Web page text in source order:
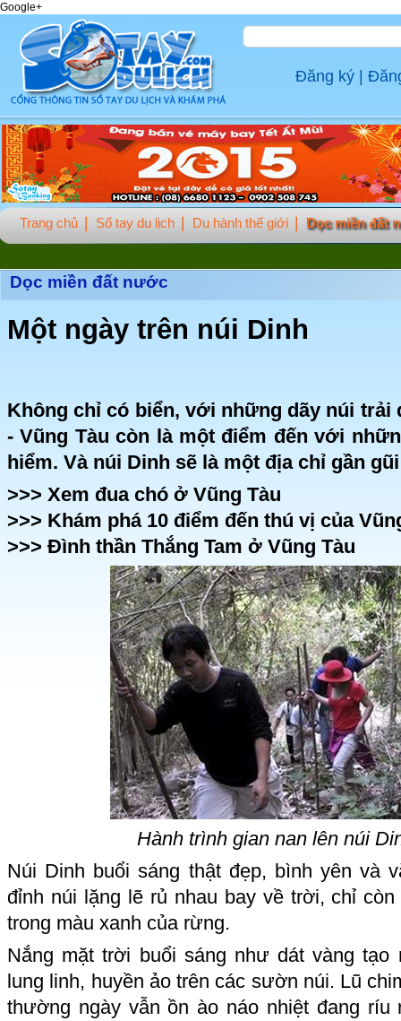
Google+
Đăng ký
Trang chủ Sổ tay du lịch Du hành thế giới Dọc miền đất
Dọc miền đất nước
Một ngày trên núi Dinh
Không chỉ có biển, với những dãy núi trải
- Vũng Tàu còn là một điểm đến với
hiểm. Và núi Dinh sẽ là một địa chỉ gần
>>> Xem đua chó ở Vũng Tàu
>>> Khám phá 10 điểm đến thú vị của
>>> Đình thần Thắng Tam ở Vũng Tàu
Hành trình gian nan lên núi
Núi Dinh buổi sáng thật đẹp, bình yên và
đỉnh núi lặng lẽ rủ nhau bay về trời, chỉ
trong màu xanh của rừng.
Nắng mặt trời buổi sáng như dát vàng tạo
lung linh, huyền ảo trên các sườn núi. Lũ
thường ngày vẫn ồn ào náo nhiệt đang ríu